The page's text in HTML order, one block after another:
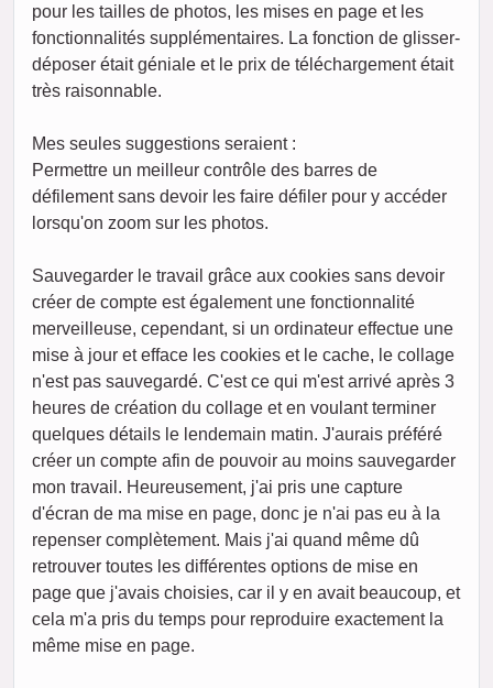
pour les tailles de photos, les mises en page et les
fonctionnalités supplémentaires. La fonction de glisser-
déposer était géniale et le prix de téléchargement était
très raisonnable.
Mes seules suggestions seraient :
Permettre un meilleur contrôle des barres de
défilement sans devoir les faire défiler pour y accéder
lorsqu'on zoom sur les photos.
Sauvegarder le travail grâce aux cookies sans devoir
créer de compte est également une fonctionnalité
merveilleuse, cependant, si un ordinateur effectue une
mise à jour et efface les cookies et le cache, le collage
n'est pas sauvegardé. C'est ce qui m'est arrivé après 3
heures de création du collage et en voulant terminer
quelques détails le lendemain matin. J'aurais préféré
créer un compte afin de pouvoir au moins sauvegarder
mon travail. Heureusement, j'ai pris une capture
d'écran de ma mise en page, donc je n'ai pas eu à la
repenser complètement. Mais j'ai quand même dû
retrouver toutes les différentes options de mise en
page que j'avais choisies, car il y en avait beaucoup, et
cela m'a pris du temps pour reproduire exactement la
même mise en page.